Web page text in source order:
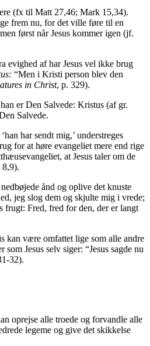
(fx til Matt 27,46; Mark 15,34).
frem nu, for det ville føre til en
først når Jesus kommer igen (jf.
evighed af har Jesus vel ikke brug
“Men i Kristi person blev den
in Christ, p. 329).
er Den Salvede: Kristus (af gr.
Salvede.
har sendt mig,’ understreges
for at høre evangeliet mere end rige
at Jesus taler om de
8,9).
ånd og oplive det knuste
jeg slog dem og skjulte mig i vrede;
frugt: Fred, fred for den, der er langt
kan være omfattet lige som alle andre
Jesus selv siger: “Jesus sagde nu
32).
oprejse alle troede og forvandle alle
legeme og give det skikkelse